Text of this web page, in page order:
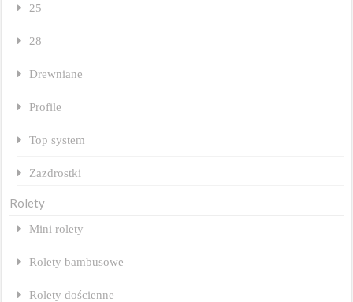
25
28
Drewniane
Profile
Top system
Zazdrostki
Rolety
Mini rolety
Rolety bambusowe
Rolety dościenne